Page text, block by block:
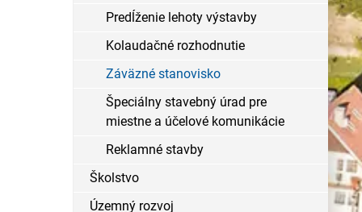
Predĺženie lehoty výstavby
Kolaudačné rozhodnutie
Záväzné stanovisko
Špeciálny stavebný úrad pre
miestne a účelové komunikácie
Reklamné stavby
Školstvo
Územný rozvoj